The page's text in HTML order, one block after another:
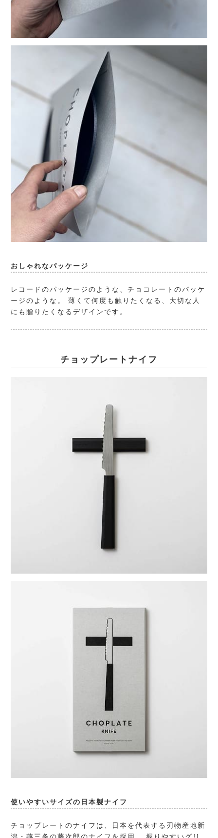
おしゃれなパッケージ
レコードのパッケージのような、チョコレートのパッケ
ージのような。 薄くて何度も触りたくなる、大切な人
にも贈りたくなるデザインです。
チョップレートナイフ
使いやすいサイズの日本製ナイフ
チョップレートのナイフは、日本を代表する刃物産地新
潟・燕三条の藤次郎のナイフを採用。 握りやすいグリ